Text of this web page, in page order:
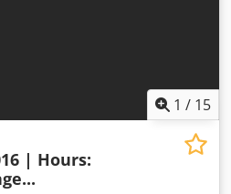
Certificación CE Transporte:
1 / 15
| Hours: